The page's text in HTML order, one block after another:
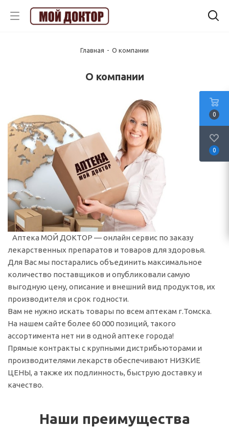
Главная - О компании
О компании
Аптека МОЙ ДОКТОР — онлайн сервис по заказу
лекарственных препаратов и товаров для здоровья.
Для Вас мы постарались объединить максимальное
количество поставщиков и опубликовали самую
выгодную цену, описание и внешний вид продуктов, их
производителя и срок годности.
Вам не нужно искать товары по всем аптекам г.Томска.
На нашем сайте более 60 000 позиций, такого
ассортимента нет ни в одной аптеке города!
Прямые контракты с крупными дистрибьюторами и
производителями лекарств обеспечивают НИЗКИЕ
ЦЕНЫ, а также их подлинность, быструю доставку и
качество.
Наши преимущества
0
0